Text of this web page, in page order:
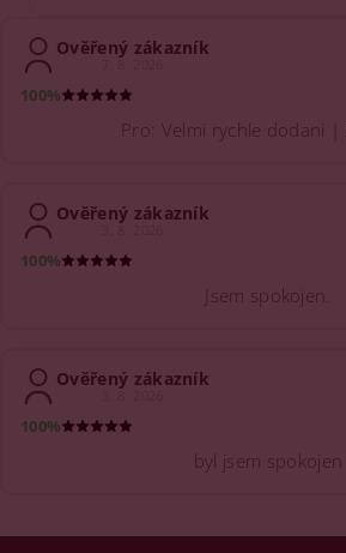
Ověřený zákazník
100%
Pro: Velmi rychle dodani |
Ověřený zákazník
100%
Jsem spokojen.
Ověřený zákazník
100%
byl jsem spokojen